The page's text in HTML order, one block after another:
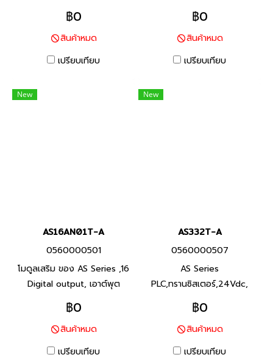
การสื่อสารแบบซีเรียล AS-F232,
AS-FCOPM, AS-F422, AS-
F485, Product P/N:
AS00SCM-A พีแอลซี แบรนด์
฿0
สินค้าหมด
เปรียบเทียบ
Product P/N: AS16AN01R-A
พีแอลซี แบรนด์ เดลต้า สินค้า
แบรนด์ ไต้หวัน
฿0
สินค้าหมด
เปรียบเทียบ
New
AS16AN01T-A
0560000501
โมดูลเสริม ของ AS Series ,16
Digital output, เอาต์พุต
ทรานซิสเตอร์ NPN, Product
P/N: AS16AN01T-A พีแอลซี
แบรนด์ เดลต้า สินค้าแบรนด์
ไต้หวัน
฿0
สินค้าหมด
เปรียบเทียบ
New
AS332T-A
0560000507
AS Series
PLC,ทรานซิสเตอร์,24Vdc,
Product P/N: AS332T-A I/O
Points 16/16, Program
Capacity 128Kstep, Built-in
USB,2 RS-485 Ports and
฿0
สินค้าหมด
เปรียบเทียบ